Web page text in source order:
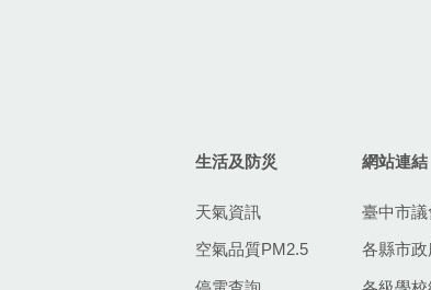
生活及防災
天氣資訊
空氣品質PM2.5
網站連結
臺中市議
各縣市